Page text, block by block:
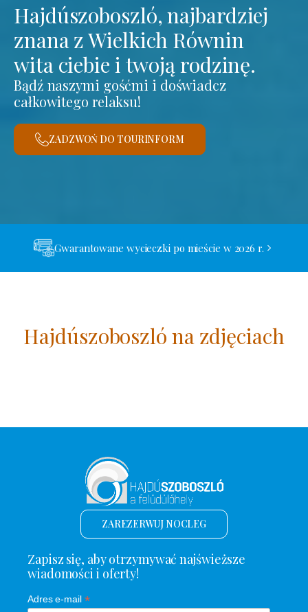
Hajdúszoboszló, najbardziej
znana z Wielkich Równin
wita ciebie i twoją rodzinę.
Bądź naszymi gośćmi i doświadcz
całkowitego relaksu!
ZADZWOŃ DO TOURINFORM
Gwarantowane wycieczki po mieście w 2026 r.
Hajdúszoboszló na zdjęciach
ZAREZERWUJ NOCLEG
Zapisz się, aby otrzymywać najświeższe
wiadomości i oferty!
Adres e-mail *